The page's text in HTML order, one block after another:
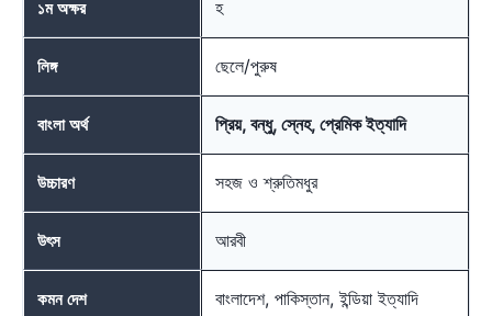
১ম অক্ষর হ
লিঙ্গ ছেলে/পুরুষ
বাংলা অর্থ প্রিয়, বন্ধু, স্নেহ, প্রেমিক ইত্যাদি
উচ্চারণ সহজ ও শ্রুতিমধুর
উৎস আরবী
কমন দেশ বাংলাদেশ, পাকিস্তান, ইন্ডিয়া ইত্যাদি